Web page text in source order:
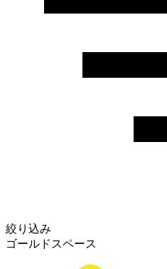
絞り込み
ゴールドスペース